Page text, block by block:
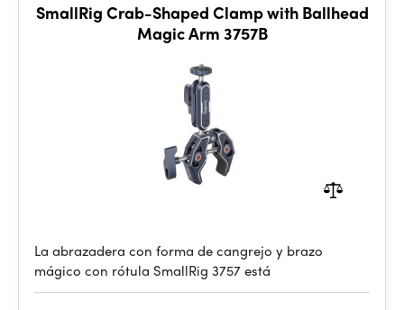
SmallRig Crab-Shaped Clamp with Ballhead
Magic Arm 3757B
La abrazadera con forma de cangrejo y brazo
mágico con rótula SmallRig 3757 está